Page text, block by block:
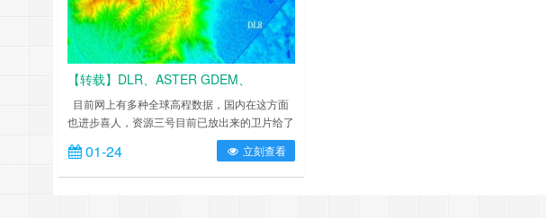
【转载】DLR、ASTER GDEM、
SRTM3、GMTED2010等5种全球高程数
据对比
目前网上有多种全球高程数据，国内在这方面
也进步喜人，资源三号目前已放出来的卫片给了
不少惊喜，其高程数值得期待。但资源三号的高
程数据放出来还需等待，过去两三年全球高程数
据发展相当迅猛，DLR放出了相当高精度的数
01-24 立刻查看